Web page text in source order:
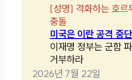
[성명] 격화하는 호르
충돌
미국은 이란 공격 중
이재명 정부는 군함
거부하라
2026년 7월 22일